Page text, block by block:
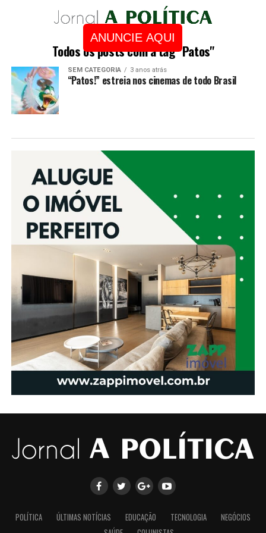
ANUNCIE AQUI
Todos os posts com a tag "Patos"
SEM CATEGORIA 3 anos atrás
“Patos!” estreia nos cinemas de todo Brasil
POLÍTICA ÚLTIMAS NOTÍCIAS EDUCAÇÃO TECNOLOGIA
NEGÓCIOS